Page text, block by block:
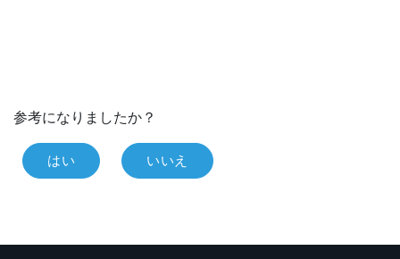
参考になりましたか？
はい いいえ